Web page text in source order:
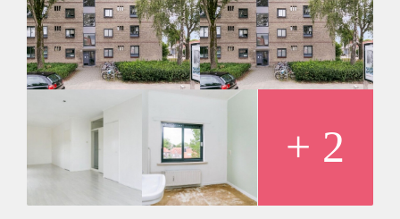
Geschikt voor studenten: Afhankelijk van de Eigenaar
+ 2